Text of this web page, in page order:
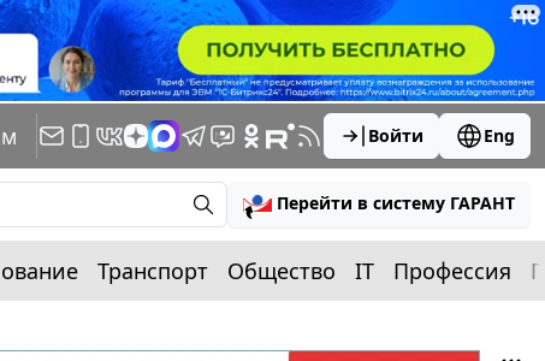
Войти Eng
Перейти в систему ГАРАНТ
Транспорт Общество IT Профессия